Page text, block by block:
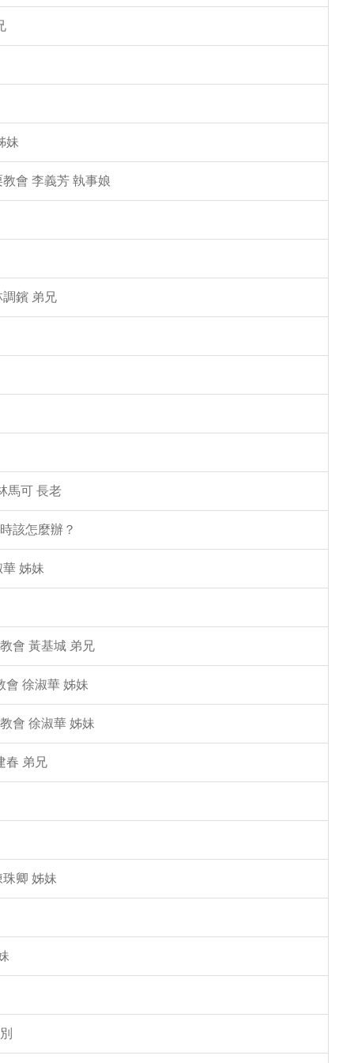
妹
會 李義芳 執事娘
鑌 弟兄
馬可 長老
該怎麼辦？
姊妹
會 黃基城 弟兄
會 徐淑華 姊妹
會 徐淑華 姊妹
春 弟兄
卿 姊妹